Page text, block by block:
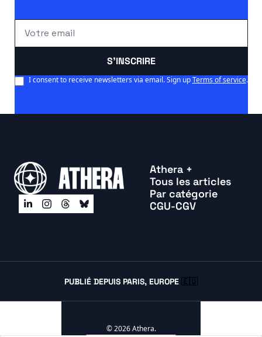
S'INSCRIRE
I consent to receive newsletters via email. Sign up Terms of service.
Athera +
Tous les articles
Par catégorie
CGU-CGV
PUBLIÉ DEPUIS PARIS, EUROPE 🇪🇺
© 2026 Athera.